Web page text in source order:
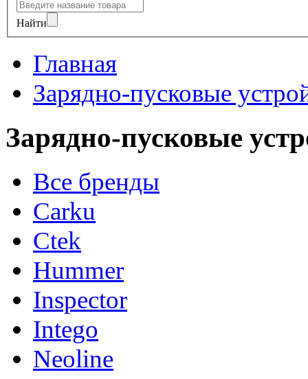
Найти
Главная
Зарядно-пусковые
Зарядно-пусковые
Все бренды
Carku
Ctek
Hummer
Inspector
Intego
Neoline